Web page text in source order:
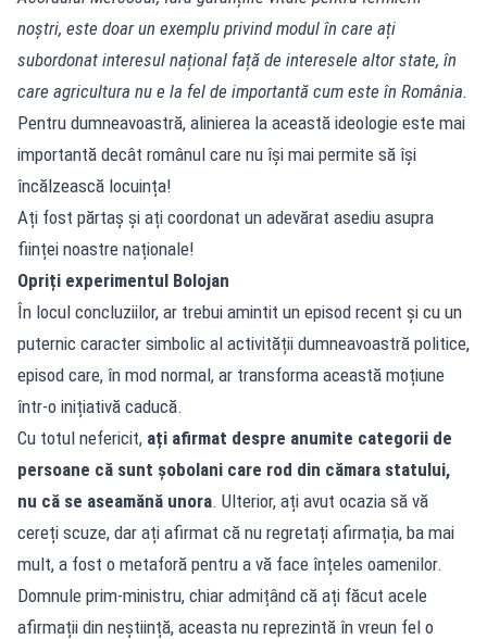
noștri, este doar un exemplu privind modul în care ați
subordonat interesul național față de interesele altor state, în
care agricultura nu e la fel de importantă cum este în România.
Pentru dumneavoastră, alinierea la această ideologie este mai
importantă decât românul care nu își mai permite să își
încălzească locuința!
Ați fost părtaș și ați coordonat un adevărat asediu asupra
ființei noastre naționale!
Opriți experimentul Bolojan
În locul concluziilor, ar trebui amintit un episod recent și cu un
puternic caracter simbolic al activității dumneavoastră politice,
episod care, în mod normal, ar transforma această moțiune
într-o inițiativă caducă.
Cu totul nefericit, ați afirmat despre anumite categorii de
persoane că sunt șobolani care rod din cămara statului,
nu că se aseamănă unora. Ulterior, ați avut ocazia să vă
cereți scuze, dar ați afirmat că nu regretați afirmația, ba mai
mult, a fost o metaforă pentru a vă face înțeles oamenilor.
Domnule prim-ministru, chiar admițând că ați făcut acele
afirmații din neștiință, aceasta nu reprezintă în vreun fel o